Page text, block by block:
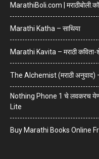
MarathiBoli.com |
Marathi Katha – साथिया
Marathi Kavita – मराठी कविता-
The Alchemist (मराठी
Nothing Phone 1 चे लवकरच
Lite
Buy Marathi Books Online